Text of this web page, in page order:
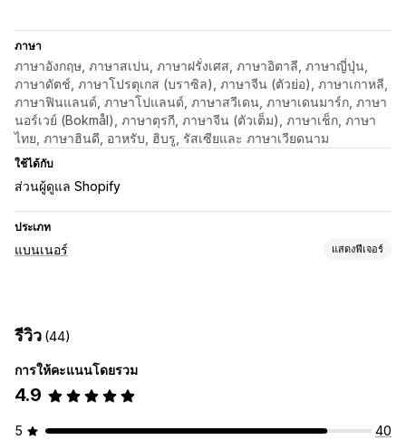
ภาษา
ภาษาอังกฤษ, ภาษาสเปน, ภาษาฝรั่งเศส, ภาษาอิตาลี, ภาษาญี่ปุ่น,
ภาษาดัตช์, ภาษาโปรตุเกส (บราซิล), ภาษาจีน (ตัวย่อ), ภาษาเกาหลี,
ภาษาฟินแลนด์, ภาษาโปแลนด์, ภาษาสวีเดน, ภาษาเดนมาร์ก, ภาษา
นอร์เวย์ (Bokmål), ภาษาตุรกี, ภาษาจีน (ตัวเต็ม), ภาษาเช็ก, ภาษา
ไทย, ภาษาฮินดี, อาหรับ, ฮิบรู, รัสเซียและ ภาษาเวียดนาม
ใช้ได้กับ
ส่วนผู้ดูแล Shopify
ประเภท
แบนเนอร์ แสดงฟีเจอร์
ประกาศหลายฉบับ
การปรับแต่ง
ตำแหน่งแบนเนอร์ ภาพเคลื่อนไหว
รีวิว (44)
การให้คะแนนโดยรวม
4.9
5
40